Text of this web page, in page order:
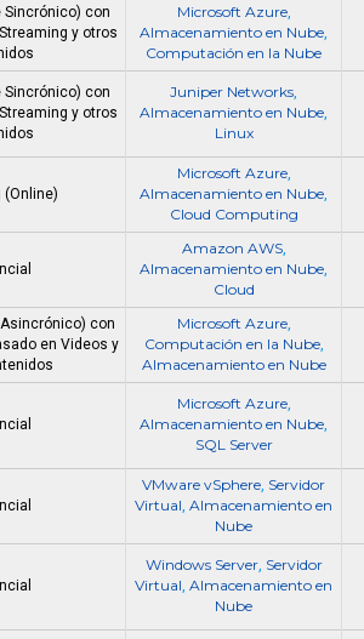
Sincrónico) con
y otros
Microsoft Azure,
Almacenamiento en Nube
Computación en la Nube
Sincrónico) con
y otros
Juniper Networks
Almacenamiento en Nube
Linux
(Online)
Microsoft Azure,
Almacenamiento en Nube
Cloud Computing
Amazon AWS,
Almacenamiento en Nube
Cloud
con
en Videos y
Microsoft Azure,
Computación en la Nube,
Almacenamiento en Nube
Microsoft Azure,
Almacenamiento en Nube
SQL Server
VMware vSphere Servidor
Virtual Almacenamiento en
Nube
Windows Server, Servidor
Virtual Almacenamiento en
Nube